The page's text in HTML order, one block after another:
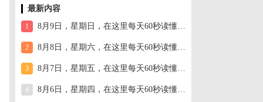
最新内容
1 8月9日，星期日，在这里每天60秒读懂世界！
2 8月8日，星期六，在这里每天60秒读懂世界！
3 8月7日，星期五，在这里每天60秒读懂世界！
4 8月6日，星期四，在这里每天60秒读懂世界！